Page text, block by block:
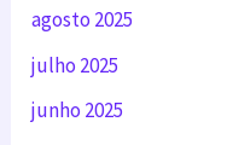
agosto 2025
julho 2025
junho 2025